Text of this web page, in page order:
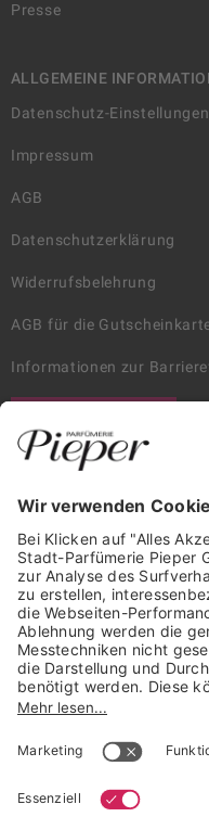
Presse
ALLGEMEINE
Datenschutz-Einstellungen
Impressum
AGB
Datenschutzerklärung
Widerrufsbelehrung
AGB für die
Informationen zur
Trusted Shops Mitglied
* unverbindliche